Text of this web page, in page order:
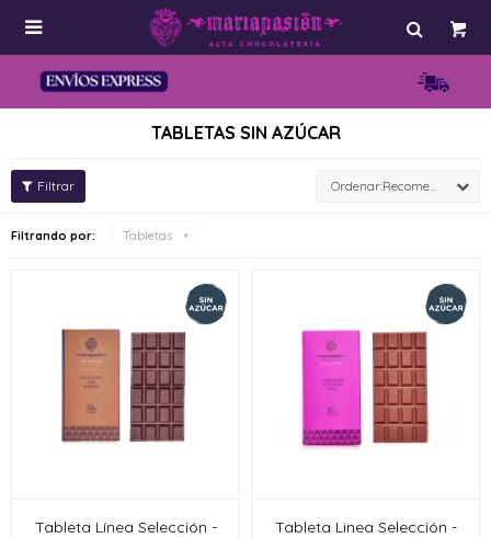

TABLETAS SIN AZÚCAR
Recomendados
Filtrando por: Tabletas
Tableta Línea Selección -
Tableta Linea Selección -